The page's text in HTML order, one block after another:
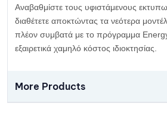
Αναβαθμίστε τους υφιστάμενους
διαθέτετε αποκτώντας τα νεότερα
πλέον συμβατά με το πρόγραμμα
εξαιρετικά χαμηλό κόστος ιδιοκτησίας.
More Products